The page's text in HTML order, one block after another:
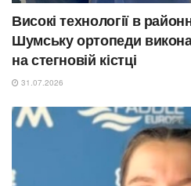
Високі технології в
Шумську ортопеди
на стегновій кістці
31.07.2026